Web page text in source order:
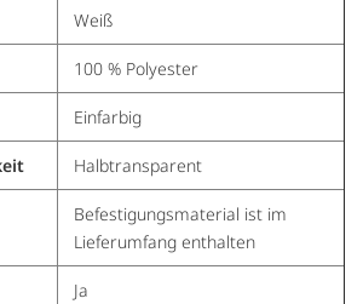
Weiß
100 % Polyester
Einfarbig
Halbtransparent
Befestigungsmaterial ist im
Lieferumfang enthalten
Ja